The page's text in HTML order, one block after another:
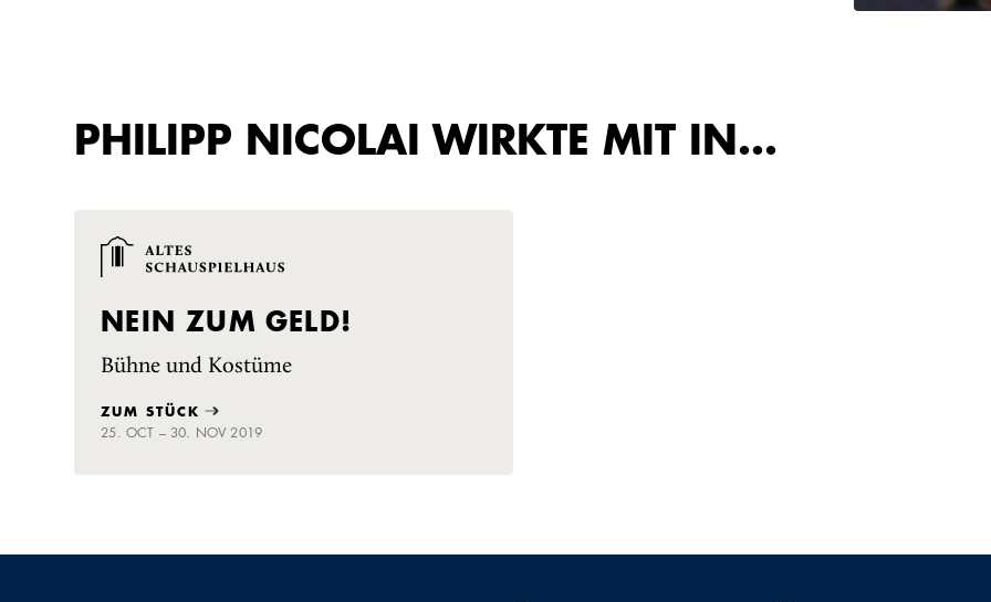
PHILIPP NICOLAI WIRKTE MIT IN…
NEIN ZUM GELD!
Bühne und Kostüme
ZUM STÜCK
25. OCT – 30. NOV 2019